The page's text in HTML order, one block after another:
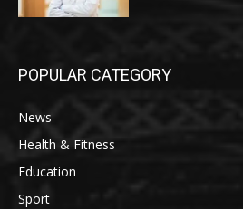
POPULAR CATEGORY
News
Health & Fitness
Education
Sport